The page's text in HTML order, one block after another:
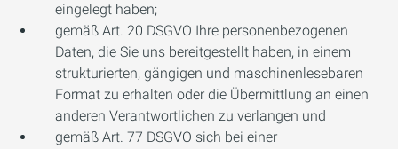
eingelegt haben;
gemäß Art. 20 DSGVO Ihre personenbezogenen
Daten, die Sie uns bereitgestellt haben, in einem
strukturierten, gängigen und maschinenlesebaren
Format zu erhalten oder die Übermittlung an einen
anderen Verantwortlichen zu verlangen und
gemäß Art. 77 DSGVO sich bei einer